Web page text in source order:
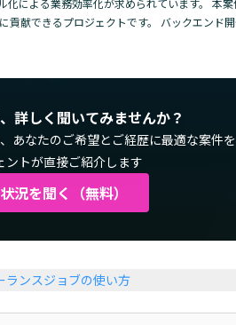
による業務効率化が求められています。 本
貢献できるプロジェクトです。 バックエンド
詳しく聞いてみませんか？
あなたのご希望とご経歴に最適な案件を
ントが直接ご紹介します
況を聞く（無料）
ランスジョブの使い方